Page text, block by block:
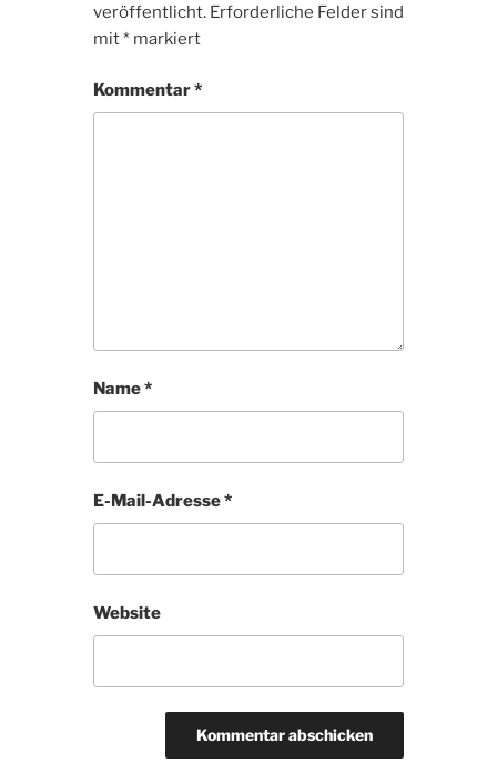
veröffentlicht. Erforderliche Felder sind
mit* markiert
Kommentar*
Name*
E-Mail-Adresse*
Website